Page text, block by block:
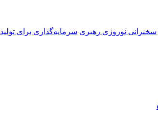
سخنرانی نوروزی رهبری سرمایه‌گذاری برای تولید